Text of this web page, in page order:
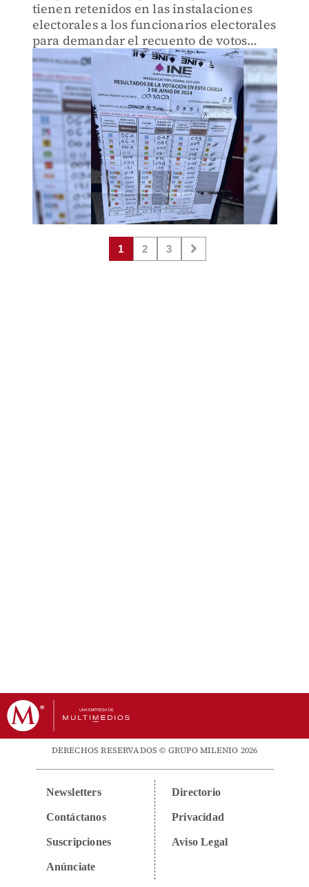
tienen retenidos en las instalaciones
electorales a los funcionarios electorales
para demandar el recuento de votos
casilla por casilla.
1 2 3
DERECHOS RESERVADOS © GRUPO MILENIO 2026
Newsletters
Contáctanos
Suscripciones
Anúnciate
Directorio
Privacidad
Aviso Legal